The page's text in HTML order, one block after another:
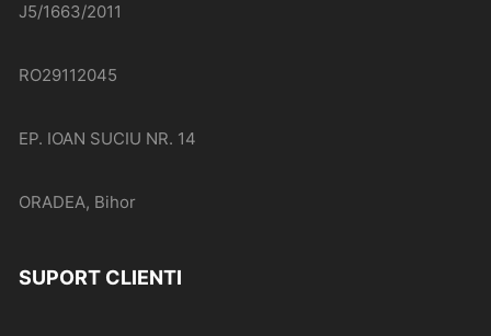
J5/1663/2011
RO29112045
EP. IOAN SUCIU NR. 14
ORADEA, Bihor
SUPORT CLIENTI